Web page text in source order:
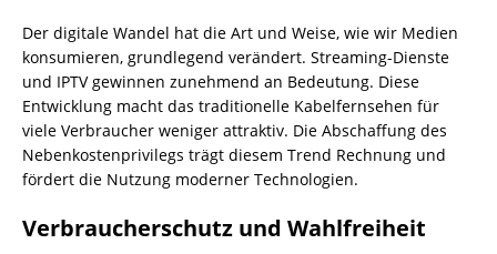
Der digitale Wandel hat die Art und Weise, wie wir Medien
konsumieren, grundlegend verändert. Streaming-Dienste
und IPTV gewinnen zunehmend an Bedeutung. Diese
Entwicklung macht das traditionelle Kabelfernsehen für
viele Verbraucher weniger attraktiv. Die Abschaffung des
Nebenkostenprivilegs trägt diesem Trend Rechnung und
fördert die Nutzung moderner Technologien.
Verbraucherschutz und Wahlfreiheit